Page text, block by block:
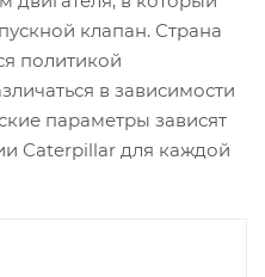
клапан. Страна
политикой
в зависимости
параметры зависят
Caterpillar для каждой